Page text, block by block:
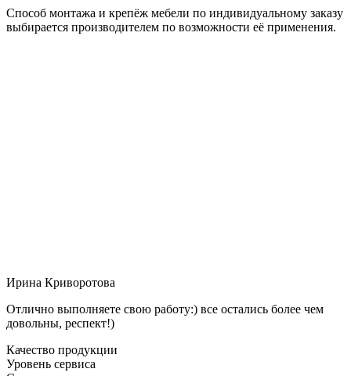
Способ монтажа и крепёж мебели по индивидуальному заказу
выбирается производителем по возможности её применения.
Ирина Криворотова
Отлично выполняете свою работу:) все остались более чем
довольны, респект!)
Качество продукции
Уровень сервиса